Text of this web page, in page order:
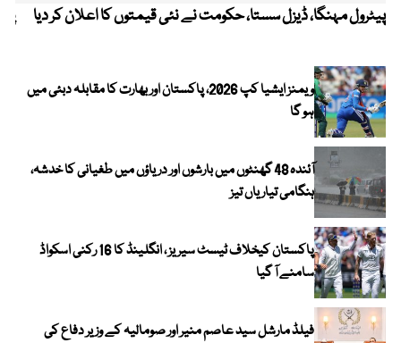
پیٹرول مہنگا، ڈیزل سستا، حکومت نے نئی قیمتوں کا اعلان کر دیا
ویمنز ایشیا کپ 2026، پاکستان اور بھارت کا مقابلہ دبئی میں
ہو گا
آئندہ 48 گھنٹوں میں بارشوں اور دریاؤں میں طغیانی کا خدشہ،
ہنگامی تیاریاں تیز
پاکستان کیخلاف ٹیسٹ سیریز ، انگلینڈ کا 16 رکنی اسکواڈ
سامنے آ گیا
فیلڈ مارشل سید عاصم منیر اور صومالیہ کے وزیر دفاع کی